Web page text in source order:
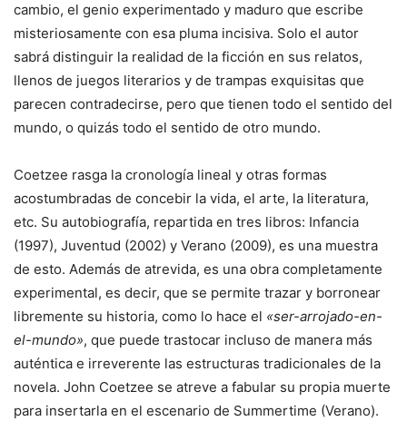
cambio, el genio experimentado y maduro que escribe
misteriosamente con esa pluma incisiva. Solo el autor
sabrá distinguir la realidad de la ficción en sus relatos,
llenos de juegos literarios y de trampas exquisitas que
parecen contradecirse, pero que tienen todo el sentido del
mundo, o quizás todo el sentido de otro mundo.
Coetzee rasga la cronología lineal y otras formas
acostumbradas de concebir la vida, el arte, la literatura,
etc. Su autobiografía, repartida en tres libros: Infancia
(1997), Juventud (2002) y Verano (2009), es una muestra
de esto. Además de atrevida, es una obra completamente
experimental, es decir, que se permite trazar y borronear
libremente su historia, como lo hace el «ser-arrojado-en-
el-mundo», que puede trastocar incluso de manera más
auténtica e irreverente las estructuras tradicionales de la
novela. John Coetzee se atreve a fabular su propia muerte
para insertarla en el escenario de Summertime (Verano).